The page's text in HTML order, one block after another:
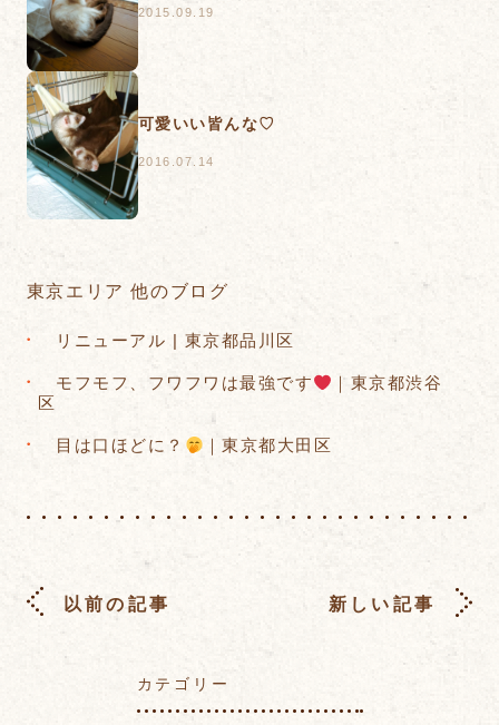
2015.09.19
可愛いい皆んな♡
2016.07.14
東京エリア 他のブログ
リニューアル | 東京都品川区
モフモフ、フワフワは最強です
｜東京都渋谷
区
目は口ほどに？ ｜東京都大田区
以前の記事 新しい記事
カテゴリー